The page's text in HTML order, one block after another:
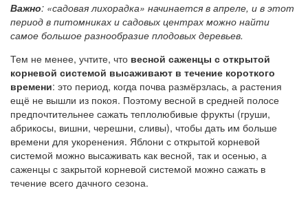
Важно: «садовая лихорадка» начинается в апреле, и в этот
период в питомниках и садовых центрах можно найти
самое большое разнообразие плодовых деревьев.
Тем не менее, учтите, что весной саженцы с открытой
корневой системой высаживают в течение короткого
времени: это период, когда почва размёрзлась, а растения
ещё не вышли из покоя. Поэтому весной в средней полосе
предпочтительнее сажать теплолюбивые фрукты (груши,
абрикосы, вишни, черешни, сливы), чтобы дать им больше
времени для укоренения. Яблони с открытой корневой
системой можно высаживать как весной, так и осенью, а
саженцы с закрытой корневой системой можно сажать в
течение всего дачного сезона.